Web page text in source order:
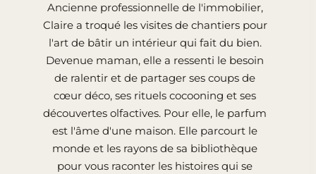
Ancienne professionnelle de l'immobilier,
Claire a troqué les visites de chantiers pour
l'art de bâtir un intérieur qui fait du bien.
Devenue maman, elle a ressenti le besoin
de ralentir et de partager ses coups de
cœur déco, ses rituels cocooning et ses
découvertes olfactives. Pour elle, le parfum
est l'âme d'une maison. Elle parcourt le
monde et les rayons de sa bibliothèque
pour vous raconter les histoires qui se